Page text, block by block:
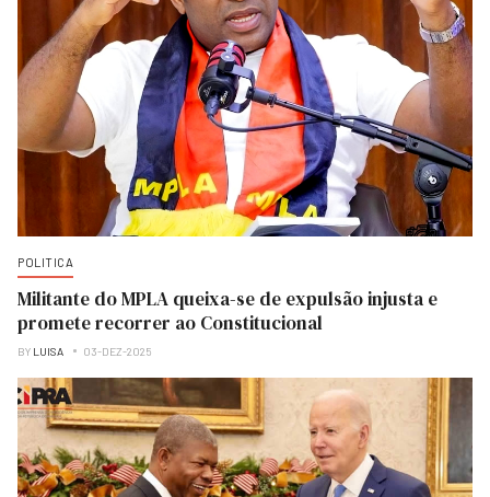
POLITICA
Militante do MPLA queixa-se de expulsão injusta e
promete recorrer ao Constitucional
BY LUISA 03-DEZ-2025